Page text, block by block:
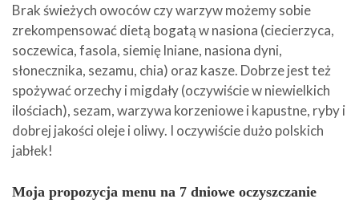
Brak świeżych owoców czy warzyw możemy sobie
zrekompensować dietą bogatą w nasiona (ciecierzyca,
soczewica, fasola, siemię lniane, nasiona dyni,
słonecznika, sezamu, chia) oraz kasze. Dobrze jest też
spożywać orzechy i migdały (oczywiście w niewielkich
ilościach), sezam, warzywa korzeniowe i kapustne, ryby i
dobrej jakości oleje i oliwy. I oczywiście dużo polskich
jabłek!
Moja propozycja menu na 7 dniowe oczyszczanie